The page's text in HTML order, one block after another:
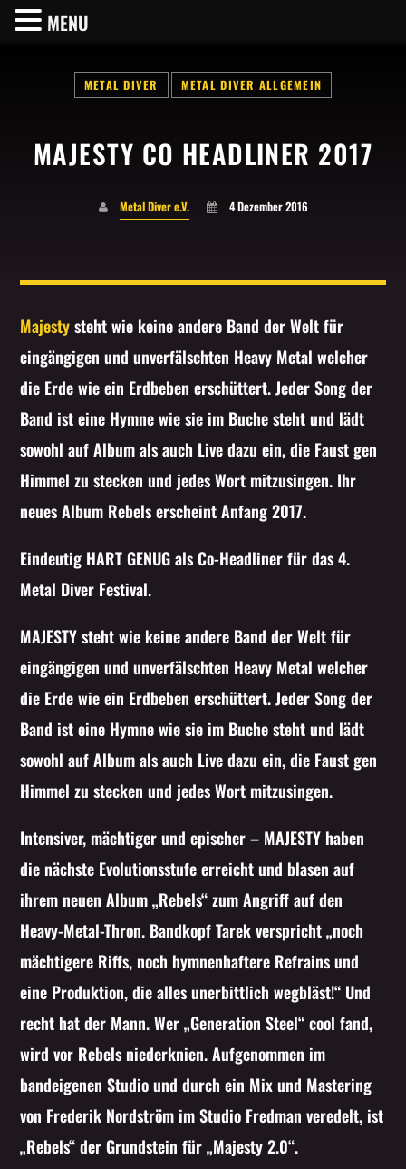
SHARE THIS PAGE ON:
Pinterest
Whatsapp
METAL DIVER METAL DIVER ALLGEMEIN
MAJESTY CO HEADLINER 2017
Metal Diver e.V. 4 Dezember 2016
Majestysteht wie keine andere Band der Welt für
eingängigen und unverfälschten Heavy Metal welcher
die Erde wie ein Erdbeben erschüttert. Jeder Song der
Band ist eine Hymne wie sie im Buche steht und lädt
sowohl auf Album als auch Live dazu ein, die Faust gen
Himmel zu stecken und jedes Wort mitzusingen. Ihr
neues Album Rebels erscheint Anfang 2017.
Eindeutig HART GENUG als Co-Headliner für das 4.
Metal Diver Festival.
MAJESTY steht wie keine andere Band der Welt für
eingängigen und unverfälschten Heavy Metal welcher
die Erde wie ein Erdbeben erschüttert. Jeder Song der
Band ist eine Hymne wie sie im Buche steht und lädt
sowohl auf Album als auch Live dazu ein, die Faust gen
Himmel zu stecken und jedes Wort mitzusingen.
Intensiver, mächtiger und epischer – MAJESTY haben
die nächste Evolutionsstufe erreicht und blasen auf
ihrem neuen Album „Rebels“ zum Angriff auf den
Heavy-Metal-Thron. Bandkopf Tarek verspricht „noch
mächtigere Riffs, noch hymnenhaftere Refrains und
eine Produktion, die alles unerbittlich wegbläst!“ Und
recht hat der Mann. Wer „Generation Steel“ cool fand,
wird vor Rebels niederknien. Aufgenommen im
bandeigenen Studio und durch ein Mix und Mastering
von Frederik Nordström im Studio Fredman veredelt, ist
„Rebels“ der Grundstein für „Majesty 2.0“.
MENU